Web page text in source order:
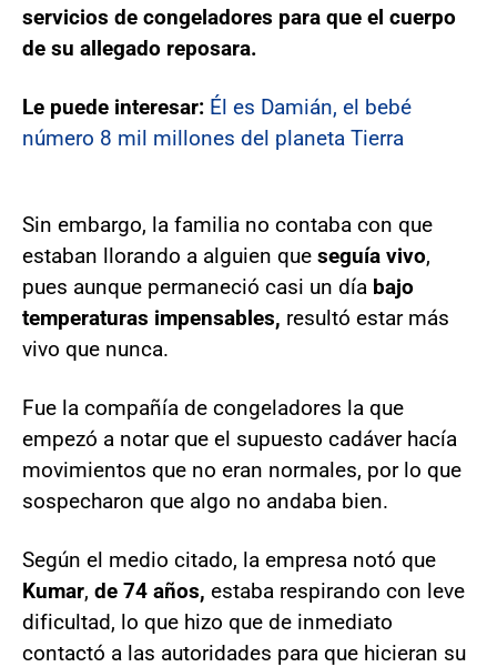
servicios de congeladores para que el cuerpo
de su allegado reposara.
Le puede interesar: Él es Damián, el bebé
número 8 mil millones del planeta Tierra
Sin embargo, la familia no contaba con que
estaban llorando a alguien que seguía vivo,
pues aunque permaneció casi un día bajo
temperaturas impensables, resultó estar más
vivo que nunca.
Fue la compañía de congeladores la que
empezó a notar que el supuesto cadáver hacía
movimientos que no eran normales, por lo que
sospecharon que algo no andaba bien.
Según el medio citado, la empresa notó que
Kumar, de 74 años, estaba respirando con leve
dificultad, lo que hizo que de inmediato
contactó a las autoridades para que hicieran su